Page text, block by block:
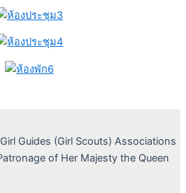
Guides (Girl Scouts) Associations
of Her Majesty the Queen